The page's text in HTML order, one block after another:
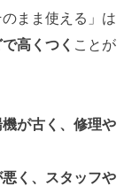
まま使える」は
高くつく ことが
が古く、修理や
く、スタッフや